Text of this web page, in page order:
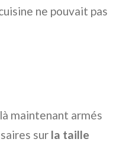
ne pouvait pas
maintenant armés
sur la taille